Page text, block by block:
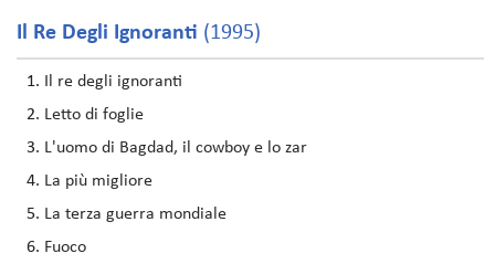
Il Re Degli Ignoranti (1995)
Il re degli ignoranti
Letto di foglie
L'uomo di Bagdad, il cowboy e lo zar
La più migliore
La terza guerra mondiale
Fuoco